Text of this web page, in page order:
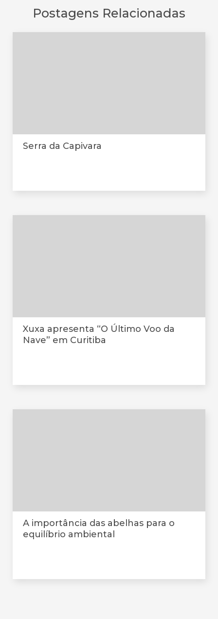
Postagens Relacionadas
Serra da Capivara
Xuxa apresenta “O Último Voo da
Nave” em Curitiba
A importância das abelhas para o
equilíbrio ambiental